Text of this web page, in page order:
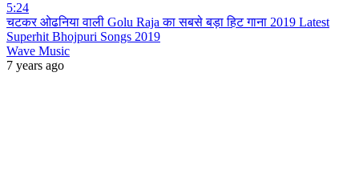
5:24
चटकर ओढनिया वाली Golu Raja का सबसे बड़ा हिट गाना 2019 Latest
Superhit Bhojpuri Songs 2019
Wave Music
7 years ago